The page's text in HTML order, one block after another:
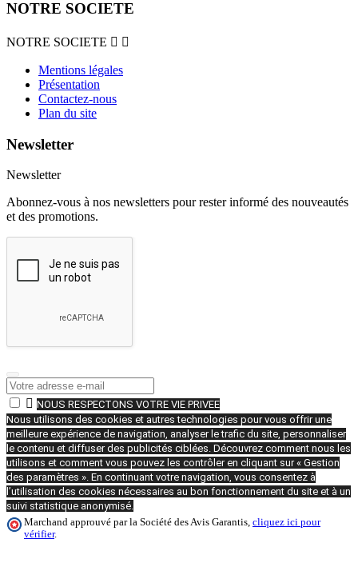
NOTRE SOCIETE
NOTRE SOCIETE  
Mentions légales
Présentation
Contactez-nous
Plan du site
Newsletter
Newsletter
Abonnez-vous à nos newsletters pour rester informé des nouveautés
et des promotions.
 NOUS RESPECTONS VOTRE VIE PRIVEE
Nous utilisons des cookies et autres technologies pour vous offrir une
meilleure expérience de navigation, analyser le trafic du site, personnaliser
le contenu et diffuser des publicités ciblées. Découvrez comment nous les
utilisons et comment vous pouvez les contrôler en cliquant sur « Gestion
des paramètres ». En continuant votre navigation, vous consentez à
l’utilisation des cookies nécessaires au bon fonctionnement du site et à un
suivi statistique anonymisé.
Marchand approuvé par la Société des Avis Garantis, cliquez ici pour
vérifier.